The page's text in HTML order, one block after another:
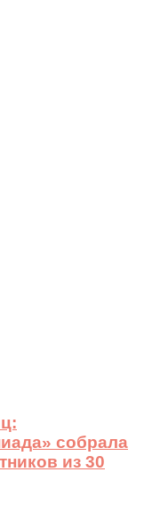
собрала
из 30